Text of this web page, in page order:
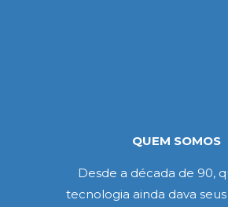
QUEM SOMOS
Desde a década de 90,
tecnologia ainda dava